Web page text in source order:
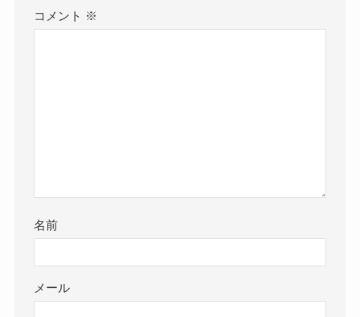
コメント ※
名前
メール